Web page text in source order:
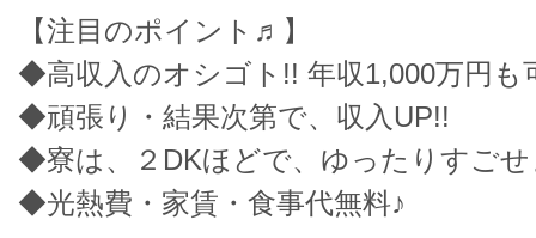
【注目のポイント♬】
◆高収入のオシゴト!! 年収1,000万円
◆頑張り・結果次第で、収入UP!!
◆寮は、２DKほどで、ゆったりすごせ
◆光熱費・家賃・食事代無料♪